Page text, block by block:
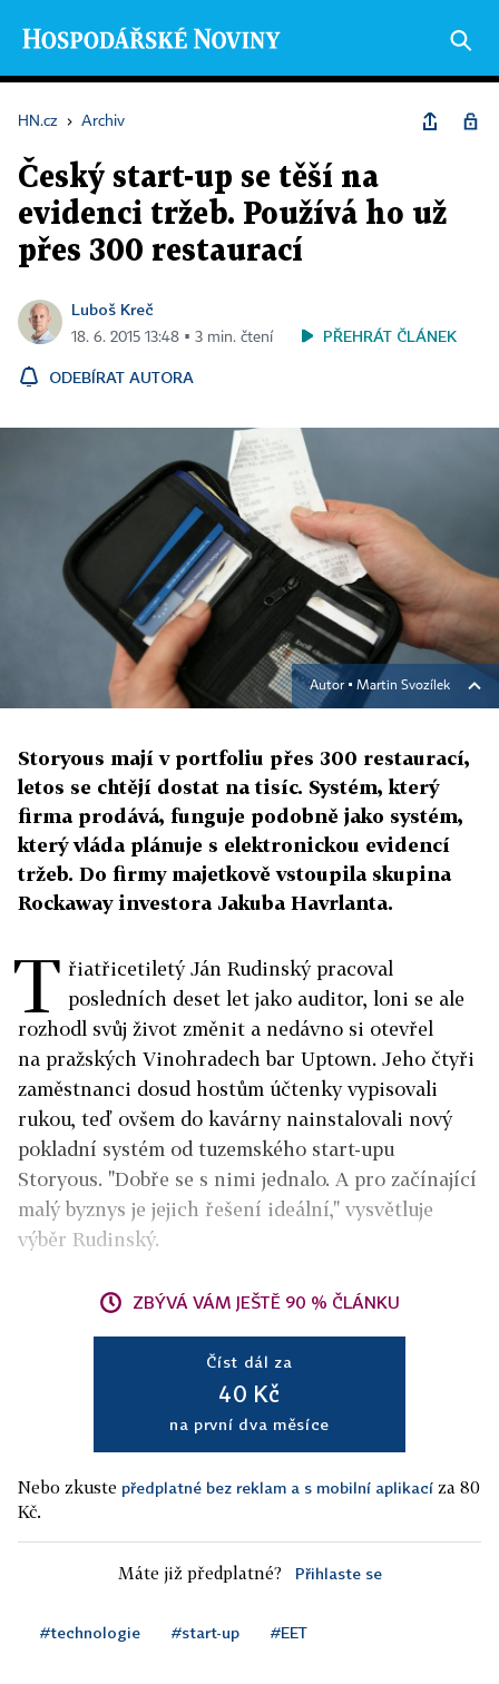
HN.cz › Archiv
Český start-up se těší na
evidenci tržeb. Používá ho už
přes 300 restaurací
Luboš Kreč
18. 6. 2015 13:48 ▪ 3 min. čtení PŘEHRÁT ČLÁNEK
ODEBÍRAT AUTORA
Autor ▪ Martin Svozílek
Storyous mají v portfoliu přes 300 restaurací,
letos se chtějí dostat na tisíc. Systém, který
firma prodává, funguje podobně jako systém,
který vláda plánuje s elektronickou evidencí
tržeb. Do firmy majetkově vstoupila skupina
Rockaway investora Jakuba Havrlanta.
T řiatřicetiletý Ján Rudinský pracoval
posledních deset let jako auditor, loni se ale
rozhodl svůj život změnit a nedávno si otevřel
na pražských Vinohradech bar Uptown. Jeho čtyři
zaměstnanci dosud hostům účtenky vypisovali
rukou, teď ovšem do kavárny nainstalovali nový
pokladní systém od tuzemského start-upu
Storyous. "Dobře se s nimi jednalo. A pro začínající
malý byznys je jejich řešení ideální," vysvětluje
výběr Rudinský.
ZBÝVÁ VÁM JEŠTĚ 90 % ČLÁNKU
Číst dál za
40 Kč
na první dva měsíce
Nebo zkuste předplatné bez reklam a s mobilní aplikací za 80
Kč.
Máte již předplatné? Přihlaste se
#technologie #start-up #EET